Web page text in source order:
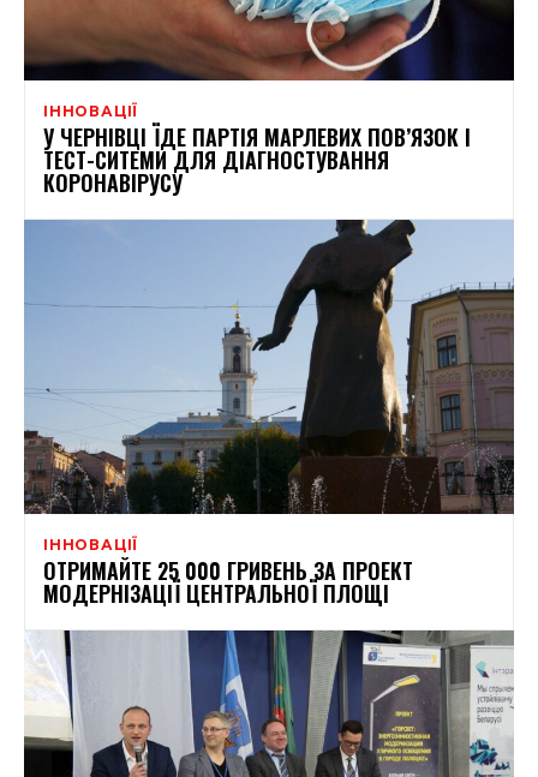
ІННОВАЦІЇ
У ЧЕРНІВЦІ ЇДЕ ПАРТІЯ МАРЛЕВИХ ПОВ’ЯЗОК І
ТЕСТ-СИТЕМИ ДЛЯ ДІАГНОСТУВАННЯ
КОРОНАВІРУСУ
ІННОВАЦІЇ
ОТРИМАЙТЕ 25 000 ГРИВЕНЬ ЗА ПРОЕКТ
МОДЕРНІЗАЦІЇ ЦЕНТРАЛЬНОЇ ПЛОЩІ